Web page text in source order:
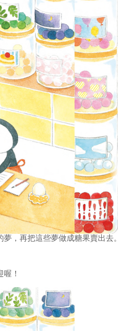
，再把這些夢做成糖果賣出去。
！